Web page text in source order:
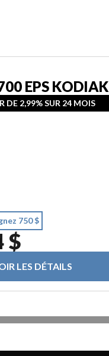
EPS KODIAK
DE 2,99% SUR 24 MOIS
750 $
$
LES DÉTAILS